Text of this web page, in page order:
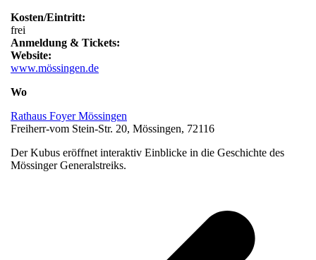
Kosten/Eintritt:
frei
Anmeldung & Tickets:
Website:
www.mössingen.de
Wo
Rathaus Foyer Mössingen
Freiherr-vom Stein-Str. 20, Mössingen, 72116
Der Kubus eröffnet interaktiv Einblicke in die Geschichte des
Mössinger Generalstreiks.